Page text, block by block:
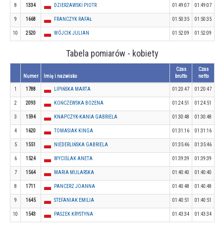
8 1334 DZIERŻAWSKI PIOTR 01:49:07 01:49:07
9 1668 FRANCZYK RAFAŁ 01:50:35 01:50:35
10 2520 WÓJCIK JULIAN 01:52:09 01:52:09
Tabela pomiarów - kobiety
Numer Imię i nazwisko
Czas
brutto
Czas
netto
1 1788 LIPIŃSKA MARTA 01:20:47 01:20:47
2 2093 KOŃCZEWSKA BOŻENA 01:24:51 01:24:51
3 1594 KNAPCZYK-KANIA GABRIELA 01:30:48 01:30:48
4 1620 TOMASIAK KINGA 01:31:16 01:31:16
5 1551 NIEDERLIŃSKA GABRIELA 01:35:46 01:35:46
6 1524 WYCIŚLAK ANETA 01:39:39 01:39:39
7 1564 MARIA MULARSKA 01:40:40 01:40:40
8 1711 PANCERZ JOANNA 01:40:48 01:40:48
9 1645 STEFANIAK EMILIA 01:40:51 01:40:51
10 1543 PASZEK KRYSTYNA 01:43:34 01:43:34